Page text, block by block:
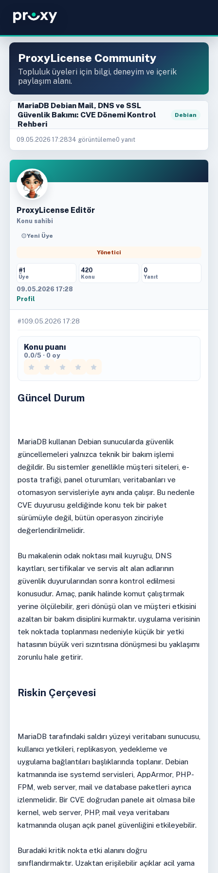
ProxyLicense Community
Topluluk üyeleri için bilgi, deneyim ve içerik
paylaşım alanı.
MariaDB Debian Mail, DNS ve SSL
Güvenlik Bakımı: CVE Dönemi Kontrol
Rehberi
Debian
09.05.2026 17:2834 görüntüleme0 yanıt
ProxyLicense Editör
Konu sahibi
Yeni Üye
Yönetici
#1
Üye
420
Konu
0
Yanıt
09.05.2026 17:28
Profil
#1 09.05.2026 17:28
Konu puanı
0.0/5 · 0 oy
Güncel Durum
MariaDB kullanan Debian sunucularda güvenlik
güncellemeleri yalnızca teknik bir bakım işlemi
değildir. Bu sistemler genellikle müşteri siteleri, e-
posta trafiği, panel oturumları, veritabanları ve
otomasyon servisleriyle aynı anda çalışır. Bu nedenle
CVE duyurusu geldiğinde konu tek bir paket
sürümüyle değil, bütün operasyon zinciriyle
değerlendirilmelidir.
Bu makalenin odak noktası mail kuyruğu, DNS
kayıtları, sertifikalar ve servis alt alan adlarının
güvenlik duyurularından sonra kontrol edilmesi
konusudur. Amaç, panik halinde komut çalıştırmak
yerine ölçülebilir, geri dönüşü olan ve müşteri etkisini
azaltan bir bakım disiplini kurmaktır. uygulama verisinin
tek noktada toplanması nedeniyle küçük bir yetki
hatasının büyük veri sızıntısına dönüşmesi bu yaklaşımı
zorunlu hale getirir.
Riskin Çerçevesi
MariaDB tarafındaki saldırı yüzeyi veritabanı sunucusu,
kullanıcı yetkileri, replikasyon, yedekleme ve
uygulama bağlantıları başlıklarında toplanır. Debian
katmanında ise systemd servisleri, AppArmor, PHP-
FPM, web server, mail ve database paketleri ayrıca
izlenmelidir. Bir CVE doğrudan panele ait olmasa bile
kernel, web server, PHP, mail veya veritabanı
katmanında oluşan açık panel güvenliğini etkileyebilir.
Buradaki kritik nokta etki alanını doğru
sınıflandırmaktır. Uzaktan erişilebilir açıklar acil yama